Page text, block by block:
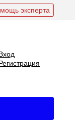
эксперта